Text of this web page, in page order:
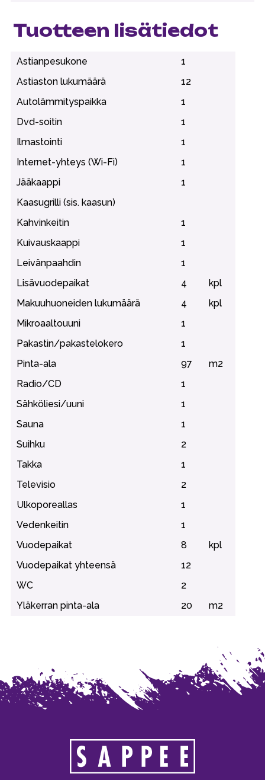
Tuotteen lisätiedot
Astianpesukone
1
Astiaston lukumäärä
12
Autolämmityspaikka
1
Dvd-soitin
1
Ilmastointi
1
Internet-yhteys (Wi-Fi)
1
Jääkaappi
1
Kaasugrilli (sis. kaasun)
Kahvinkeitin
1
Kuivauskaappi
1
Leivänpaahdin
1
Lisävuodepaikat
4
kpl
Makuuhuoneiden lukumäärä
4
kpl
Mikroaaltouuni
1
Pakastin/pakastelokero
1
Pinta-ala
97
m2
Radio/CD
1
Sähköliesi/uuni
1
Sauna
1
Suihku
2
Takka
1
Televisio
2
Ulkoporeallas
1
Vedenkeitin
1
Vuodepaikat
8
kpl
Vuodepaikat yhteensä
12
WC
2
Yläkerran pinta-ala
20 m2